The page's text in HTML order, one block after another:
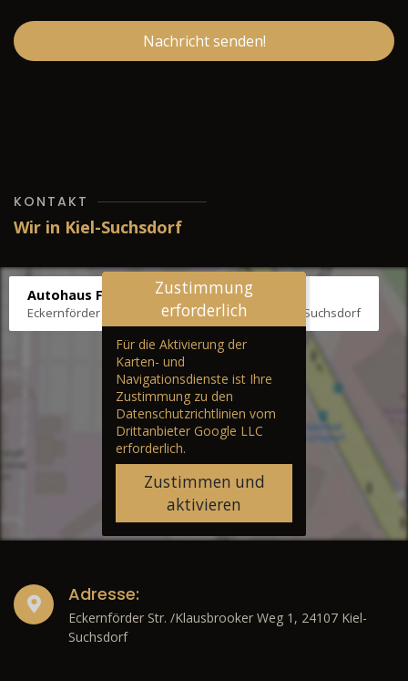
Nachricht senden!
KONTAKT
Wir in Kiel-Suchsdorf
Autohaus Fräter
Eckernförder Str. /Klausbrooker Weg 1, 24107 Kiel-Suchsdorf
Zustimmung
erforderlich
Für die Aktivierung der
Karten- und
Navigationsdienste ist Ihre
Zustimmung zu den
Datenschutzrichtlinien vom
Drittanbieter Google LLC
erforderlich.
Zustimmen und
aktivieren
Adresse:
Eckernförder Str. /Klausbrooker Weg 1, 24107 Kiel-
Suchsdorf